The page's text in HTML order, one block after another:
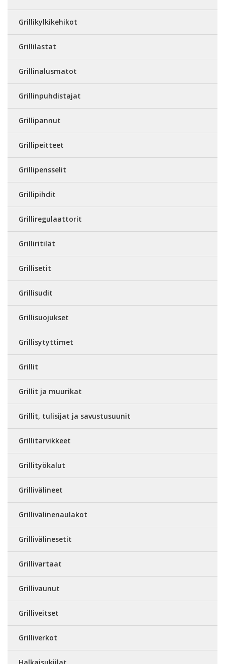
Grillikylkikehikot
Grillilastat
Grillinalusmatot
Grillinpuhdistajat
Grillipannut
Grillipeitteet
Grillipensselit
Grillipihdit
Grilliregulaattorit
Grilliritilät
Grillisetit
Grillisudit
Grillisuojukset
Grillisytyttimet
Grillit
Grillit ja muurikat
Grillit, tulisijat ja savustusuunit
Grillitarvikkeet
Grillityökalut
Grillivälineet
Grillivälinenaulakot
Grillivälinesetit
Grillivartaat
Grillivaunut
Grilliveitset
Grilliverkot